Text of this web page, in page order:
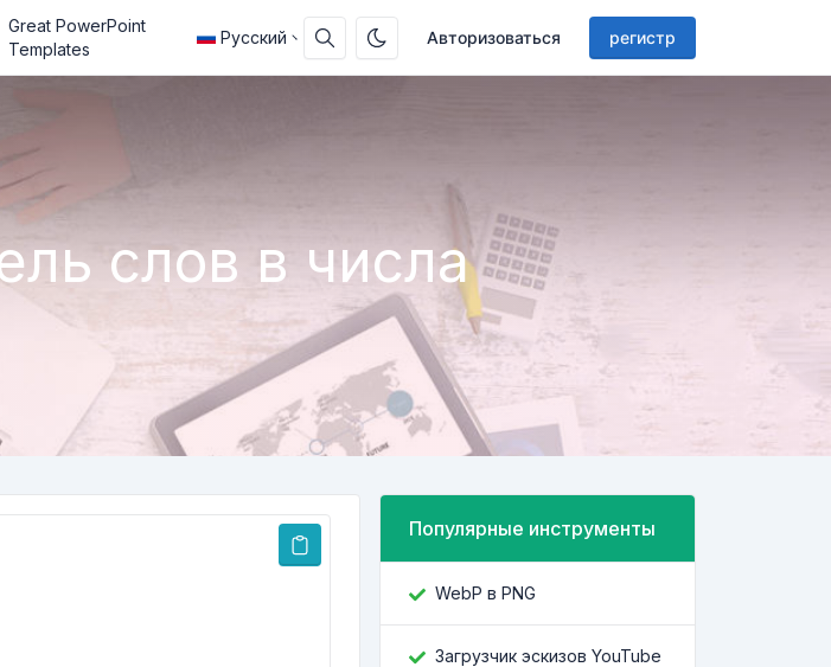
Авторизоваться регистр
Great PowerPoint
Templates
Русский
слов в числа
Популярные инструменты
WebP в PNG
Загрузчик эскизов YouTube